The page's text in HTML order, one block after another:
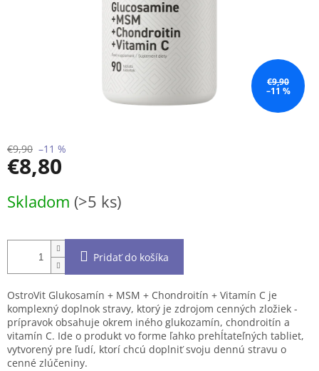
€9,90
–11 %
€9,90 –11 %
€8,80
cena:
Skladom (>5 ks)
Pridať do košíka
OstroVit Glukosamín + MSM + Chondroitín + Vitamín C je
komplexný doplnok stravy, ktorý je zdrojom cenných zložiek -
prípravok obsahuje okrem iného glukozamín, chondroitín a
vitamín C. Ide o produkt vo forme ľahko prehĺtateľných tabliet,
vytvorený pre ľudí, ktorí chcú doplniť svoju dennú stravu o
cenné zlúčeniny.